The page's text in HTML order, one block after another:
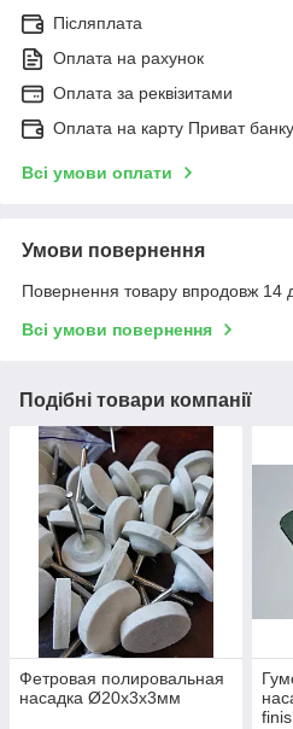
Післяплата
Оплата на рахунок
Оплата за реквізитами
Оплата на карту Приват банку
Всі умови оплати
Умови повернення
Повернення товару впродовж 14
Всі умови повернення
Подібні товари компанії
Фетровая полировальная
насадка Ø20х3x3мм